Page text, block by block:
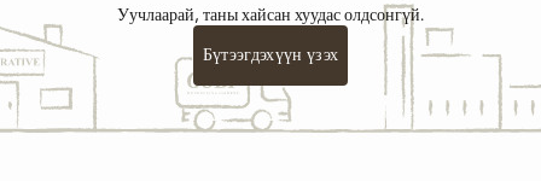
Уучлаарай, таны хайсан хуудас олдсонгүй.
Бүтээгдэхүүн үзэх